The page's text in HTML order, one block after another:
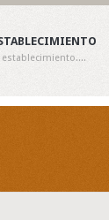
establecimiento....